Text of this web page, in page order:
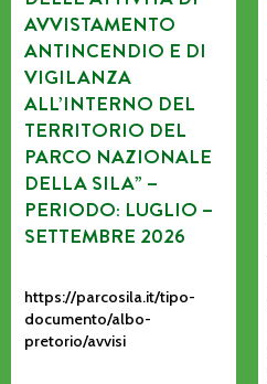
AVVISTAMENTO
ANTINCENDIO E DI
VIGILANZA
ALL’INTERNO DEL
TERRITORIO DEL
PARCO NAZIONALE
DELLA SILA” –
PERIODO: LUGLIO –
SETTEMBRE 2026
https://parcosila.it/tipo-
documento/albo-
pretorio/avvisi